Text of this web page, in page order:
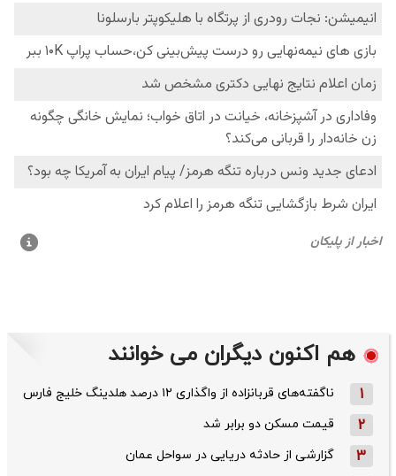
هم اکنون دیگران می خوانند
1 ناگفته‌های قربانزاده از واگذاری ۱۲ درصد هلدینگ خلیج فارس
2 قیمت مسکن دو برابر شد
3 گزارشی از حادثه دریایی در سواحل عمان